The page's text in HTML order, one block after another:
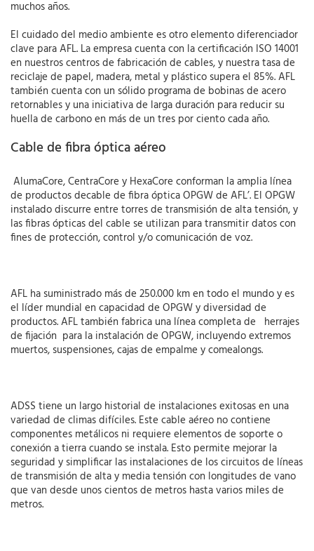
muchos años.
El cuidado del medio ambiente es otro elemento diferenciador
clave para AFL. La empresa cuenta con la certificación ISO 14001
en nuestros centros de fabricación de cables, y nuestra tasa de
reciclaje de papel, madera, metal y plástico supera el 85%. AFL
también cuenta con un sólido programa de bobinas de acero
retornables y una iniciativa de larga duración para reducir su
huella de carbono en más de un tres por ciento cada año.
Cable de fibra óptica aéreo
AlumaCore, CentraCore y HexaCore conforman la amplia línea
de productos decable de fibra óptica OPGW de AFL’. El OPGW
instalado discurre entre torres de transmisión de alta tensión, y
las fibras ópticas del cable se utilizan para transmitir datos con
fines de protección, control y/o comunicación de voz.
AFL ha suministrado más de 250.000 km en todo el mundo y es
el líder mundial en capacidad de OPGW y diversidad de
productos. AFL también fabrica una línea completa de herrajes
de fijación para la instalación de OPGW, incluyendo extremos
muertos, suspensiones, cajas de empalme y comealongs.
ADSS tiene un largo historial de instalaciones exitosas en una
variedad de climas difíciles. Este cable aéreo no contiene
componentes metálicos ni requiere elementos de soporte o
conexión a tierra cuando se instala. Esto permite mejorar la
seguridad y simplificar las instalaciones de los circuitos de líneas
de transmisión de alta y media tensión con longitudes de vano
que van desde unos cientos de metros hasta varios miles de
metros.